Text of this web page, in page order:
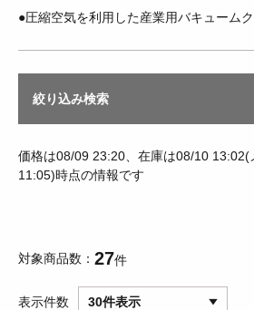
●圧縮空気を利用した産業用バキュームク
絞り込み検索
価格は08/09 23:20、在庫は08/10 13:02(
11:05)時点の情報です
対象商品数 27件
表示件数 30件表示